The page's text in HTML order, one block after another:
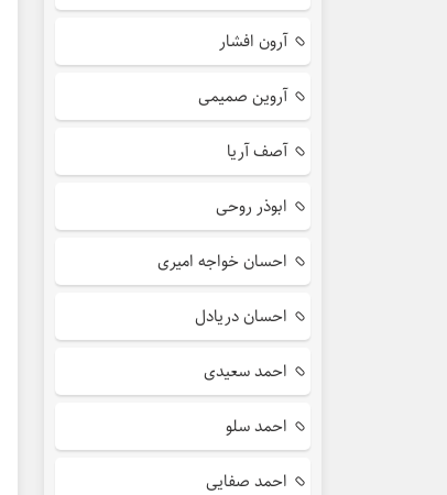
آرون افشار
آروین صمیمی
آصف آریا
ابوذر روحی
احسان خواجه امیری
احسان دریادل
احمد سعیدی
احمد سلو
احمد صفایی